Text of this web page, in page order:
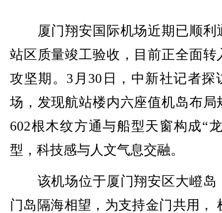
厦门翔安国际机场近期已顺利
站区质量竣工验收，目前正全面转
攻坚期。3月30日，中新社记者探
场，发现航站楼内六座值机岛布局
602根木纹方通与船型天窗构成“
型，科技感与人文气息交融。
该机场位于厦门翔安区大嶝岛
门岛隔海相望，为支持金门共用，